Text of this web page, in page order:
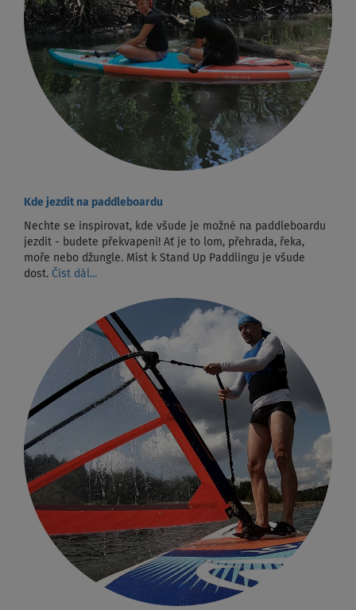
Kde jezdit na paddleboardu
Nechte se inspirovat, kde všude je možné na paddleboardu
jezdit - budete překvapeni! Ať je to lom, přehrada, řeka,
moře nebo džungle. Míst k Stand Up Paddlingu je všude
dost. Číst dál...